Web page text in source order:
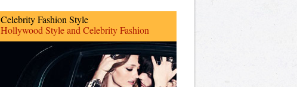
Celebrity Fashion Style
Hollywood Style and Celebrity Fashion